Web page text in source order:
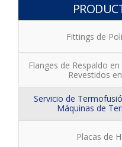
Fittings de
Flanges de Respaldo
Revestidos
Servicio de
Máquinas de
Placas de